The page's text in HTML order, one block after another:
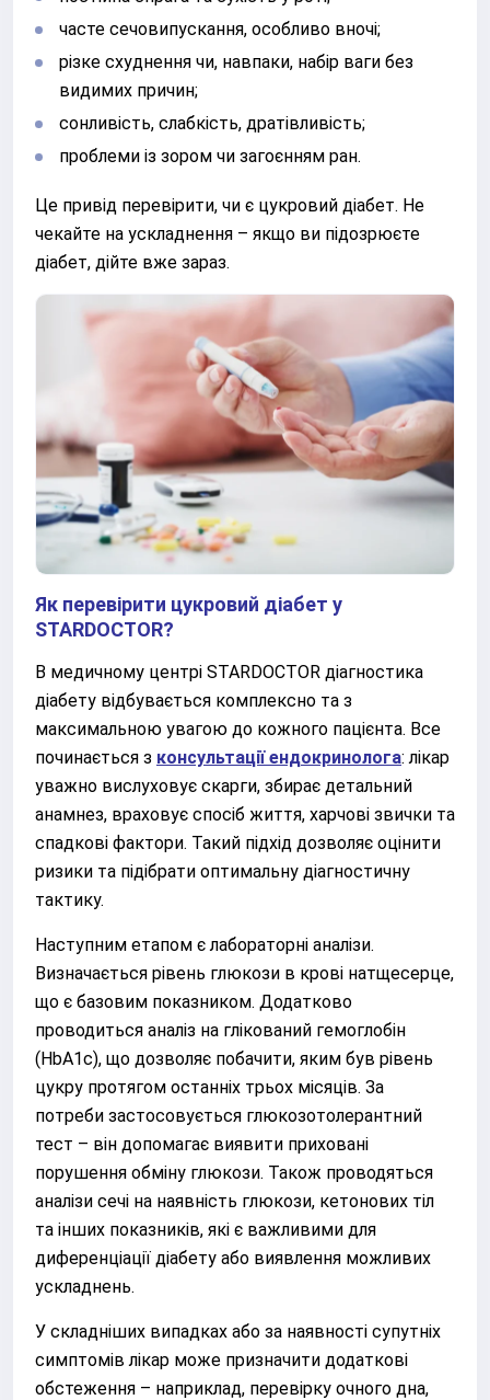
часте сечовипускання, особливо вночі;
різке схуднення чи, навпаки, набір ваги без
видимих ​​причин;
сонливість, слабкість, дратівливість;
проблеми із зором чи загоєнням ран.
Це привід перевірити, чи є цукровий діабет. Не
чекайте на ускладнення – якщо ви підозрюєте
діабет, дійте вже зараз.
Як перевірити цукровий діабет у
STARDOCTOR?
В медичному центрі STARDOCTOR діагностика
діабету відбувається комплексно та з
максимальною увагою до кожного пацієнта. Все
починається з консультації ендокринолога: лікар
уважно вислуховує скарги, збирає детальний
анамнез, враховує спосіб життя, харчові звички та
спадкові фактори. Такий підхід дозволяє оцінити
ризики та підібрати оптимальну діагностичну
тактику.
Наступним етапом є лабораторні аналізи.
Визначається рівень глюкози в крові натщесерце,
що є базовим показником. Додатково
проводиться аналіз на глікований гемоглобін
(HbA1c), що дозволяє побачити, яким був рівень
цукру протягом останніх трьох місяців. За
потреби застосовується глюкозотолерантний
тест – він допомагає виявити приховані
порушення обміну глюкози. Також проводяться
аналізи сечі на наявність глюкози, кетонових тіл
та інших показників, які є важливими для
диференціації діабету або виявлення можливих
ускладнень.
У складніших випадках або за наявності супутніх
симптомів лікар може призначити додаткові
обстеження – наприклад, перевірку очного дна,